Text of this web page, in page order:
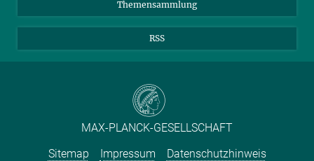
Themensammlung
RSS
MAX-PLANCK-GESELLSCHAFT
Sitemap
Impressum Datenschutzhinweis